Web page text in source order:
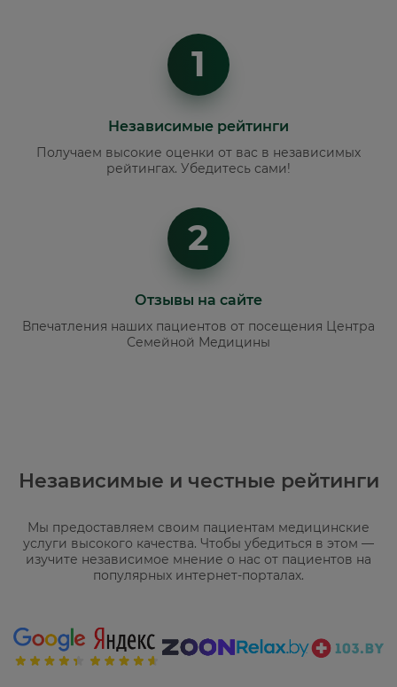
1
Независимые рейтинги
Получаем высокие оценки от вас в независимых
рейтингах. Убедитесь сами!
2
Отзывы на сайте
Впечатления наших пациентов от посещения Центра
Семейной Медицины
Независимые и честные рейтинги
Мы предоставляем своим пациентам медицинские
услуги высокого качества. Чтобы убедиться в этом —
изучите независимое мнение о нас от пациентов на
популярных интернет-порталах.